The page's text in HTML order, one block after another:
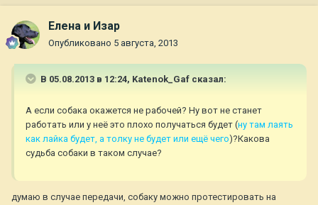
Елена и Изар
Опубликовано 5 августа, 2013
В 05.08.2013 в 12:24, Katenok_Gaf сказал:
А если собака окажется не рабочей? Ну вот не станет
работать или у неё это плохо получаться будет (ну там лаять
как лайка будет, а толку не будет или ещё чего)?Какова
судьба собаки в таком случае?
думаю в случае передачи, собаку можно протестировать на